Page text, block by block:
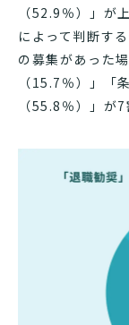
（52.9％）」が
によって判断す
の募集があった
（15.7％）」「
（55.8％）」が